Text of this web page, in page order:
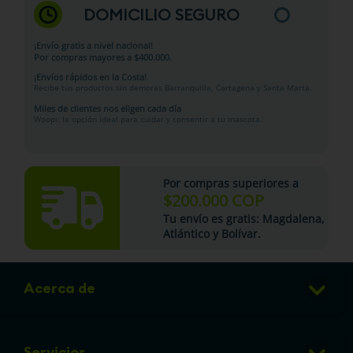
DOMICILIO SEGURO
¡Envío gratis a nivel nacional!
Por compras mayores a $400.000.
¡Envíos rápidos en la Costa!
Recibe tus productos sin demoras Barranquilla, Cartagena y Santa Marta.
Miles de clientes nos eligen cada día
Woopi: la opción ideal para cuidar y consentir a tu mascota.
Por compras superiores a
$200.000 COP
Tu envío es gratis: Magdalena,
Atlántico y Bolívar.
Acerca de
Club de Puntos